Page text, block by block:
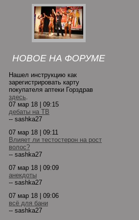
НОВОЕ НА ФОРУМЕ
Нашел инструкцию как
зарегистрировать карту
покупателя аптеки Горздрав
здесь.
07 мар 18 | 09:15
дебаты на ТВ
-- sashka27
07 мар 18 | 09:11
Влияет ли тестостерон на рост
волос?
-- sashka27
07 мар 18 | 09:09
анекдоты
-- sashka27
07 мар 18 | 09:06
всё для бани
-- sashka27